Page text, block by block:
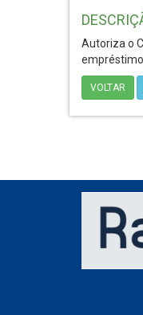
Autoriza o
VOLTAR